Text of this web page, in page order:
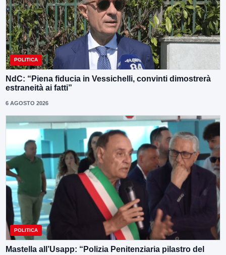
POLITICA
NdC: “Piena fiducia in Vessichelli, convinti dimostrerà
estraneità ai fatti”
6 AGOSTO 2026
POLITICA
Mastella all’Usapp: “Polizia Penitenziaria pilastro del